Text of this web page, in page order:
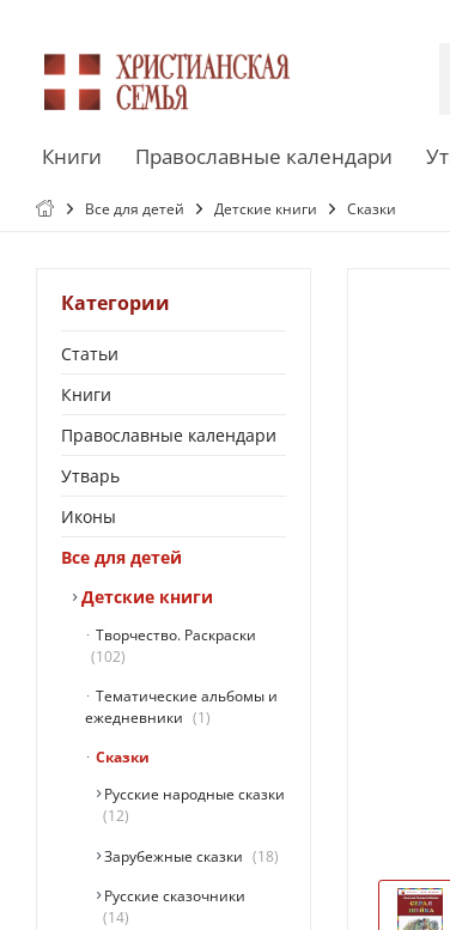
Книги Православные календари
Все для детей Детские книги Сказки
Категории
Статьи
Книги
Православные календари
Утварь
Иконы
Все для детей
Детские книги
Творчество. Раскраски
102
Тематические альбомы и
ежедневники
1
Сказки
Русские народные сказки
12
Зарубежные сказки
18
Русские сказочники
14